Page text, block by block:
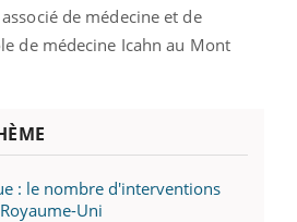
de médecine et de
de médecine Icahn au Mont
: le nombre d'interventions
Uni